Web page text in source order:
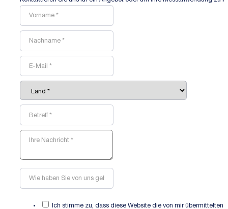
Ich stimme zu, dass diese Website die von mir übermittelten